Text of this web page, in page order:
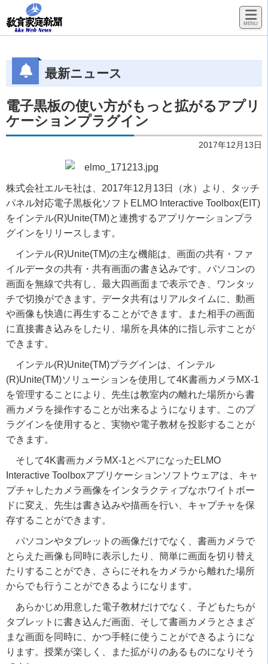
最新ニュース
電子黒板の使い方がもっと拡がるアプリ
ケーションプラグイン
2017年12月13日
株式会社エルモ社は、2017年12月13日（水）より、タッチ
パネル対応電子黒板化ソフトELMO Interactive Toolbox(EIT)
をインテル(R)Unite(TM)と連携するアプリケーションプラ
グインをリリースします。
インテル(R)Unite(TM)の主な機能は、画面の共有・ファ
イルデータの共有・共有画面の書き込みです。パソコンの
画面を無線で共有し、最大四画面まで表示でき、ワンタッ
チで切換ができます。データ共有はリアルタイムに、動画
や画像も快適に再生することができます。また相手の画面
に直接書き込みをしたり、場所を具体的に指し示すことが
できます。
インテル(R)Unite(TM)プラグインは、インテル
(R)Unite(TM)ソリューションを使用して4K書画カメラMX-1
を管理することにより、先生は教室内の離れた場所から書
画カメラを操作することが出来るようになります。このプ
ラグインを使用すると、実物や電子教材を投影することが
できます。
そして4K書画カメラMX-1とペアになったELMO
Interactive Toolboxアプリケーションソフトウェアは、キャ
プチャしたカメラ画像をインタラクティブなホワイトボー
ドに変え、先生は書き込みや描画を行い、キャプチャを保
存することができます。
パソコンやタブレットの画像だけでなく、書画カメラで
とらえた画像も同時に表示したり、簡単に画面を切り替え
たりすることができ、さらにそれをカメラから離れた場所
からでも行うことができるようになります。
あらかじめ用意した電子教材だけでなく、子どもたちが
タブレットに書き込んだ画面、そして書画カメラとさまざ
まな画面を同時に、かつ手軽に使うことができるようにな
ります。授業が楽しく、また拡がりのあるものになりそう